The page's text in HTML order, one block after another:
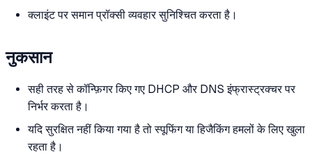
क्लाइंट पर समान प्रॉक्सी व्यवहार सुनिश्चित करता है।
नुकसान
सही तरह से कॉन्फ़िगर किए गए DHCP और DNS इंफ्रास्ट्रक्चर पर
निर्भर करता है।
यदि सुरक्षित नहीं किया गया है तो स्पूफिंग या हिजैकिंग हमलों के लिए खुला
रहता है।